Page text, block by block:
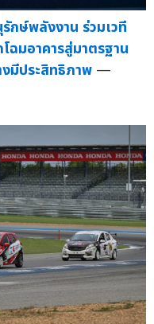
กษ์พลังงาน ร่วมเวที
ฉมอาคารสู่มาตรฐาน
มีประสิทธิภาพ —